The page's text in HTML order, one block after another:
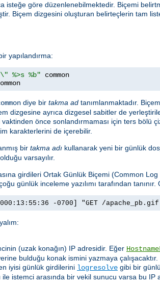
isteğe göre düzenlenebilmektedir. Biçemi
Biçem dizgesini oluşturan belirteçlerin tam
yapılandırma:
%>s %b"
diye bir takma ad tanımlanmaktadır.
dizgesine ayrıca dizgesel sabitler de
önce sonlandırmaması için ters bölü
karakterlerini de içerebilir.
bir takma adı kullanarak yeni bir günlük
varsayılır.
girdileri Ortak Günlük Biçemi (Common
günlük inceleme yazılımı tarafından
-0700] "GET /apache_pb.gif
(uzak konağın) IP adresidir. Eğer
bulduğu konak ismini yazmaya
iyisi günlük girdilerini logresolve gibi bir
istemci arasında bir vekil sunucu varsa bu IP